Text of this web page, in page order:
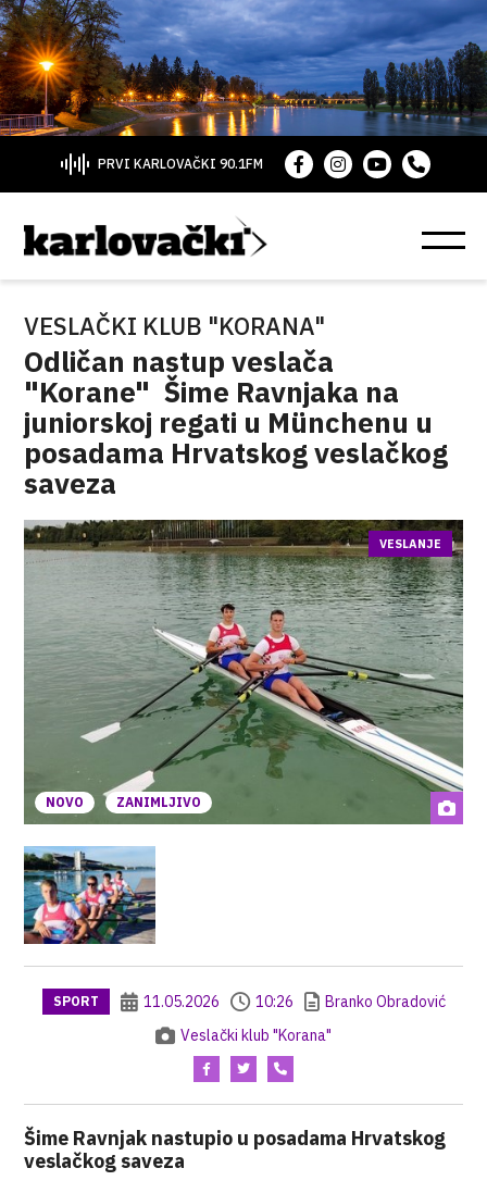
PRVI KARLOVAČKI 90.1FM
VESLAČKI KLUB "KORANA"
Odličan nastup veslača
"Korane" Šime Ravnjaka na
juniorskoj regati u Münchenu u
posadama Hrvatskog veslačkog
saveza
NOVO ZANIMLJIVO
VESLANJE
SPORT 11.05.2026 10:26
Branko Obradović
Veslački klub "Korana"
Šime Ravnjak nastupio u posadama Hrvatskog
veslačkog saveza